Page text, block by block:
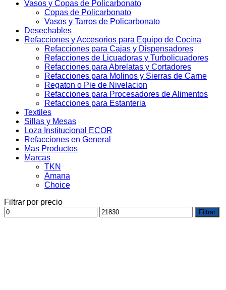
Vasos y Copas de Policarbonato
Copas de Policarbonato
Vasos y Tarros de Policarbonato
Desechables
Refacciones y Accesorios para Equipo de Cocina
Refacciones para Cajas y Dispensadores
Refacciones de Licuadoras y Turbolicuadores
Refacciones para Abrelatas y Cortadores
Refacciones para Molinos y Sierras de Carne
Regaton o Pie de Nivelacion
Refacciones para Procesadores de Alimentos
Refacciones para Estanteria
Textiles
Sillas y Mesas
Loza Institucional ECOR
Refacciones en General
Mas Productos
Marcas
TKN
Amana
Choice
Filtrar por precio
Precio
mínimo
Precio
máximo
Filtrar